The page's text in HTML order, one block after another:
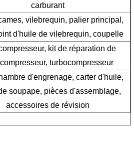
carburant
vilebrequin, palier principal,
d'huile de vilebrequin, coupelle
kit de réparation de
turbocompresseur
d'engrenage, carter d'huile,
soupape, pièces d'assemblage,
accessoires de révision